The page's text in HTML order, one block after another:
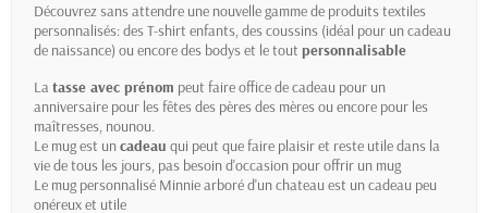
Découvrez sans attendre une nouvelle gamme de produitstextiles
personnalisés: des T-shirt enfants, des coussins (idéal pour un cadeau
de naissance) ou encore des bodys et le tout personnalisable
Latasse avec prénom peut faire office de cadeau pour un
anniversaire pour les fêtes des pères des mères ou encore pour les
maîtresses, nounou.
Le mug est uncadeau qui peut que faire plaisir et reste utile dans la
vie de tous les jours, pas besoin d'occasion pour offrir un mug
Le mug personnalisé Minnie arboré d'un chateau est un cadeau peu
onéreux et utile